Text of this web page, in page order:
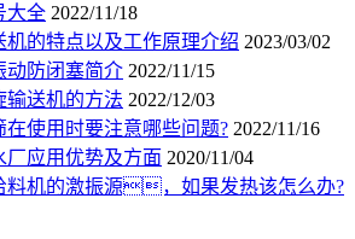
大全 2022/11/18
机的特点以及工作原理介绍 2023/03/02
动防闭塞简介 2022/11/15
输送机的方法 2022/12/03
在使用时要注意哪些问题? 2022/11/16
厂应用优势及方面 2020/11/04
料机的激振源，如果发热该怎么办?